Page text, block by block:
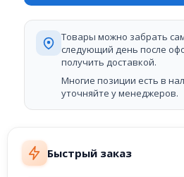
Быстрый заказ
Товары можно забрать
следующий день после
получить доставкой.
Многие позиции есть в
уточняйте у менеджеров.